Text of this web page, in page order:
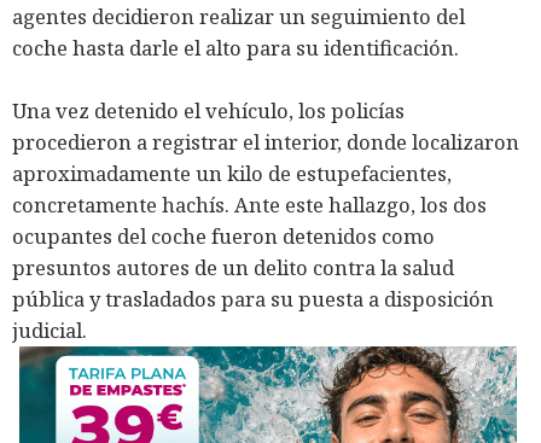
agentes decidieron realizar un seguimiento del
coche hasta darle el alto para su identificación.
Una vez detenido el vehículo, los policías
procedieron a registrar el interior, donde localizaron
aproximadamente un kilo de estupefacientes,
concretamente hachís. Ante este hallazgo, los dos
ocupantes del coche fueron detenidos como
presuntos autores de un delito contra la salud
pública y trasladados para su puesta a disposición
judicial.